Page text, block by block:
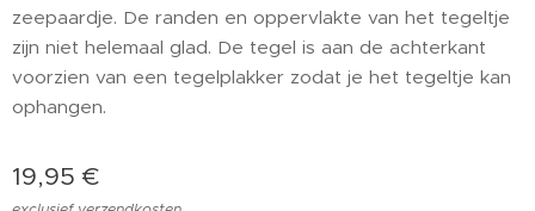
zeepaardje. De randen en oppervlakte van het tegeltje
zijn niet helemaal glad. De tegel is aan de achterkant
voorzien van een tegelplakker zodat je het tegeltje kan
ophangen.
19,95 €